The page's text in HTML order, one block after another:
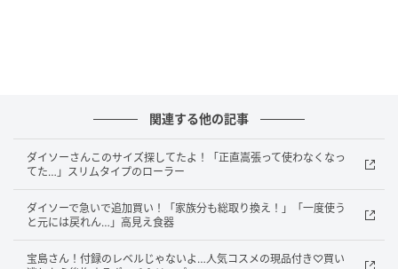
で楽しめる本格仕様です。
ソロキャンプにぴったりなコンパクトサイズで、持ち
運びも苦になりません。使い込むほどに味が出る一生
モノのギアが、この価格で手に入るのは衝撃的！キャ
ンプ飯を格上げしたいなら、絶対に買いの一品です。
関連する他の記事
ダイソーさんこのサイズ探してたよ！「正直嵩張って使わなくなっ
てた…」スリムタイプのローラー
ダイソーで急いで追加買い！「家族分も総取り換え！」「一度使う
と元には戻れん…」高見え食器
宝島さん！付録のレベルじゃないよ…人気コスメの現品付き♡買い